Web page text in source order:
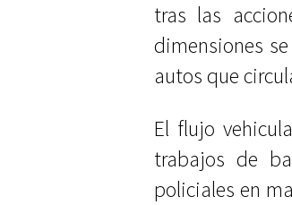
tras las
dimensiones
autos que
El flujo
trabajos de
policiales en